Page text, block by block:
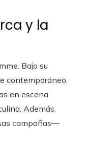
y la
Bajo su
contemporáneo.
en escena
Además,
campañas—